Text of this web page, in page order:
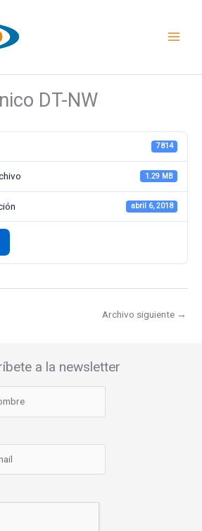
DT-NW
7814
1.29 MB
abril 6, 2018
Archivo siguiente →
a la newsletter